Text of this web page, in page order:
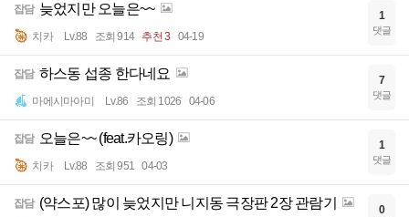
잡담 늦었지만 오늘은~~
치카 Lv.88 조회 914 추천 3 04-19
1
댓글
잡담 하스동 섭종 한다네요
마에시마아미 Lv.86 조회 1026 04-06
7
댓글
잡담 오늘은~~ (feat.카오링)
치카 Lv.88 조회 951 04-03
1
댓글
잡담 (약스포) 많이 늦었지만 니지동 극장판 2장 관람기 0